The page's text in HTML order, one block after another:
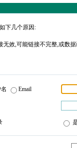
下几个原因:
无效,可能链接不完整,或数
Email